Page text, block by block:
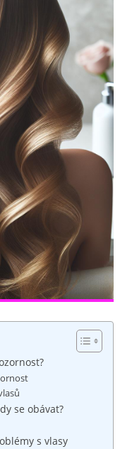
se obávat?
s vlasy